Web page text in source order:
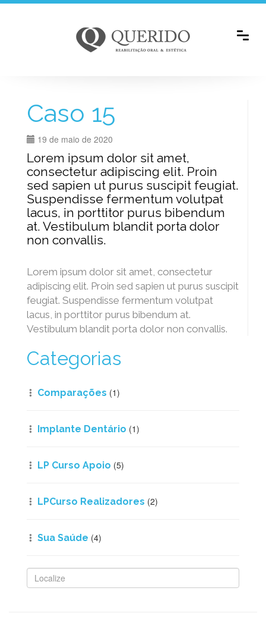
Caso 15
19 de maio de 2020
Lorem ipsum dolor sit amet,
consectetur adipiscing elit. Proin
sed sapien ut purus suscipit feugiat.
Suspendisse fermentum volutpat
lacus, in porttitor purus bibendum
at. Vestibulum blandit porta dolor
non convallis.
Lorem ipsum dolor sit amet, consectetur
adipiscing elit. Proin sed sapien ut purus suscipit
feugiat. Suspendisse fermentum volutpat
lacus, in porttitor purus bibendum at.
Vestibulum blandit porta dolor non convallis.
Categorias
Comparações (1)
Implante Dentário (1)
LP Curso Apoio (5)
LPCurso Realizadores (2)
Sua Saúde (4)